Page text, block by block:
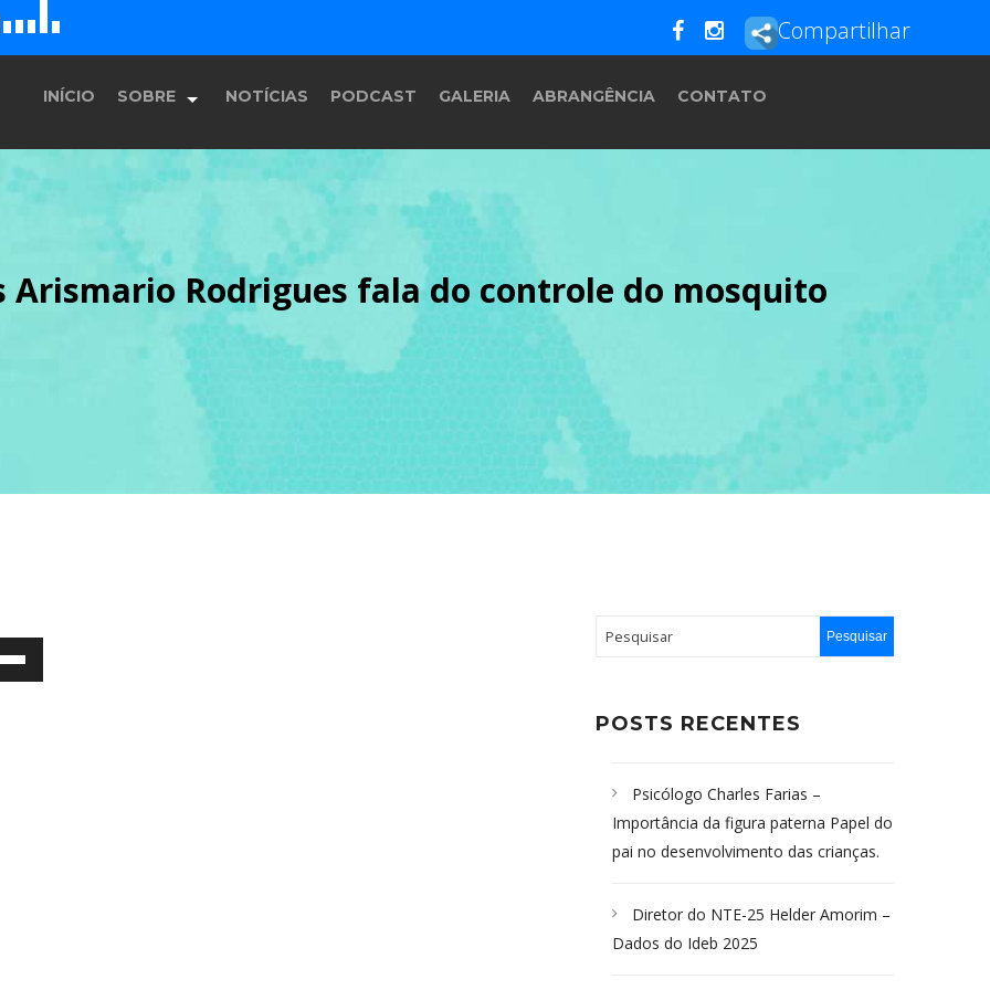
E F G Compartilhar
INÍCIO SOBRE
História
Equipe
Programação
NOTÍCIAS PODCAST GALERIA ABRANGÊNCIA CONTATO
Arismario Rodrigues fala do controle do mosquito
POSTS RECENTES
Psicólogo Charles Farias –
Importância da figura paterna Papel do
pai no desenvolvimento das crianças.
Diretor do NTE-25 Helder Amorim –
Dados do Ideb 2025